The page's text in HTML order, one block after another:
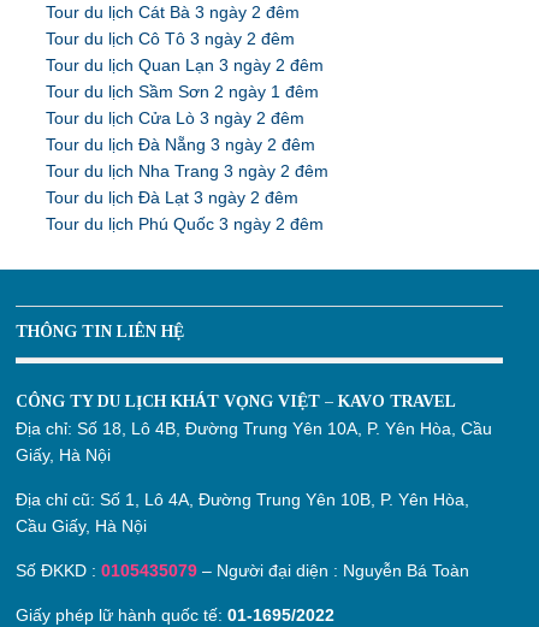
Tour du lịch Cát Bà 3 ngày 2 đêm
Tour du lịch Cô Tô 3 ngày 2 đêm
Tour du lịch Quan Lạn 3 ngày 2 đêm
Tour du lịch Sầm Sơn 2 ngày 1 đêm
Tour du lịch Cửa Lò 3 ngày 2 đêm
Tour du lịch Đà Nẵng 3 ngày 2 đêm
Tour du lịch Nha Trang 3 ngày 2 đêm
Tour du lịch Đà Lạt 3 ngày 2 đêm
Tour du lịch Phú Quốc 3 ngày 2 đêm
THÔNG TIN LIÊN HỆ
CÔNG TY DU LỊCH KHÁT VỌNG VIỆT – KAVO TRAVEL
Địa chỉ:Số 18, Lô 4B, Đường Trung Yên 10A, P. Yên Hòa, Cầu
Giấy, Hà Nội
Địa chỉ cũ:Số 1, Lô 4A, Đường Trung Yên 10B, P. Yên Hòa,
Cầu Giấy, Hà Nội
Số ĐKKD :0105435079 – Người đại diện : Nguyễn Bá Toàn
Giấy phép lữ hành quốc tế:01-1695/2022